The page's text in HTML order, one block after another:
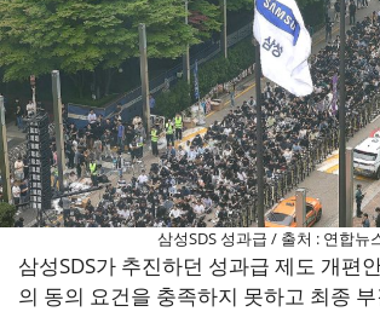
삼성SDS 성과급 / 출처 : 연합뉴
삼성SDS가 추진하던 성과급 제도 개편
의 동의 요건을 충족하지 못하고 최종